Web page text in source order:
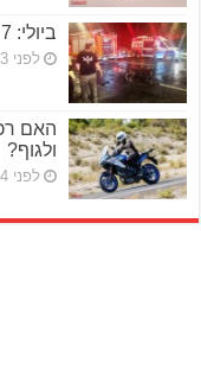
ביולי: 7 רוכבים נהרגו על דו־גלגלי
לפני 3 ימים
האם
ולגוף?
לפני 4 ימים